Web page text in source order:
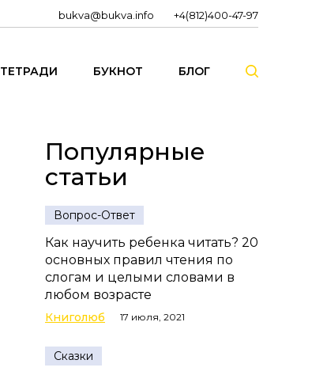
bukva@bukva.info +4(812)400-47-97
ТЕТРАДИ БУКНОТ БЛОГ
Популярные
статьи
Вопрос-Ответ
Как научить ребенка читать? 20
основных правил чтения по
слогам и целыми словами в
любом возрасте
Книголюб 17 июля, 2021
Сказки